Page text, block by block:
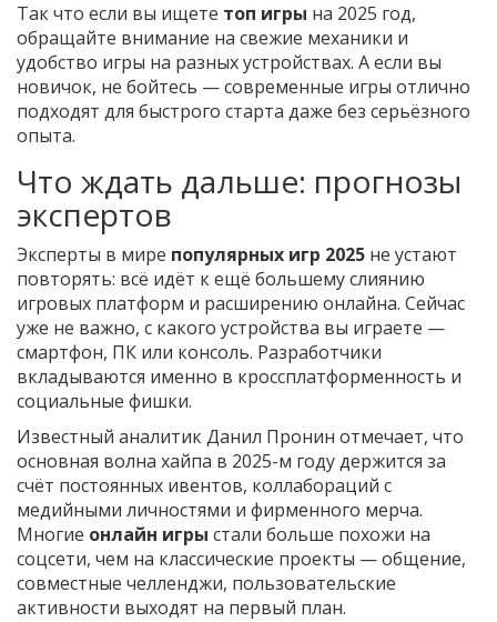
Так что если вы ищете топ игры на 2025 год,
обращайте внимание на свежие механики и
удобство игры на разных устройствах. А если вы
новичок, не бойтесь — современные игры отлично
подходят для быстрого старта даже без серьёзного
опыта.
Что ждать дальше: прогнозы
экспертов
Эксперты в мире популярных игр 2025 не устают
повторять: всё идёт к ещё большему слиянию
игровых платформ и расширению онлайна. Сейчас
уже не важно, с какого устройства вы играете —
смартфон, ПК или консоль. Разработчики
вкладываются именно в кроссплатформенность и
социальные фишки.
Известный аналитик Данил Пронин отмечает, что
основная волна хайпа в 2025-м году держится за
счёт постоянных ивентов, коллабораций с
медийными личностями и фирменного мерча.
Многие онлайн игры стали больше похожи на
соцсети, чем на классические проекты — общение,
совместные челленджи, пользовательские
активности выходят на первый план.